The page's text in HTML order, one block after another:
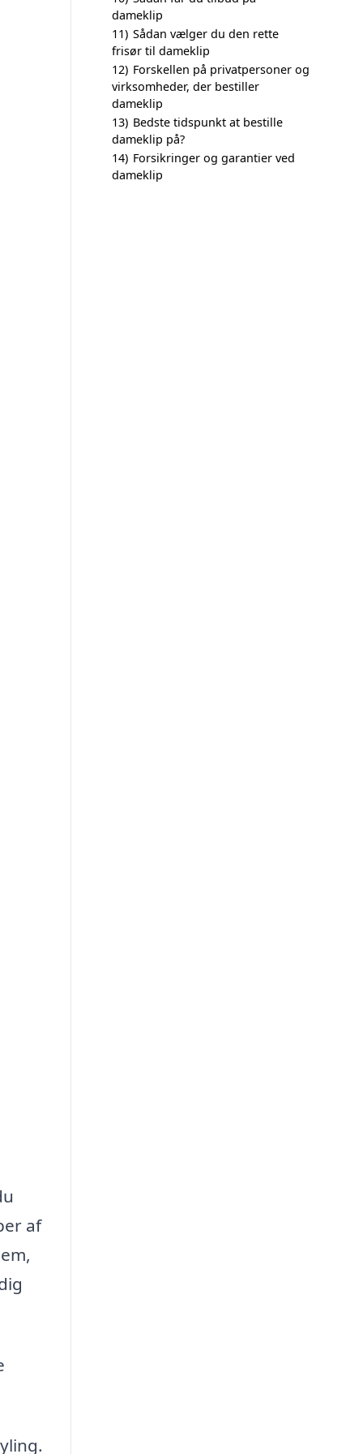
af
dameklip
11) Sådan vælger du den rette
frisør til dameklip
12) Forskellen på privatpersoner og
virksomheder, der bestiller
dameklip
13) Bedste tidspunkt at bestille
dameklip på?
14) Forsikringer og garantier ved
dameklip